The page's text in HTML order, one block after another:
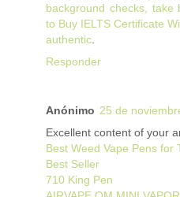
background checks,
to Buy IELTS Certificate
authentic
Responder
Anónimo 25 de
Excellent content of your
Best Weed Vape Pens for
Best Seller
710 King Pen